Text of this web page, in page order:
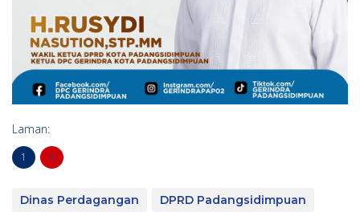
Laman:
1 2
Dinas Perdagangan
DPRD Padangsidimpuan